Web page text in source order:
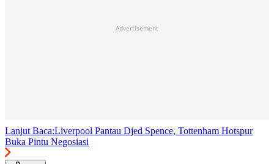
Advertisement
Lanjut Baca:Liverpool Pantau Djed Spence, Tottenham Hotspur
Buka Pintu Negosiasi